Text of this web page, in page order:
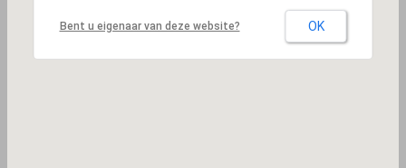
Bent u eigenaar van deze website? OK